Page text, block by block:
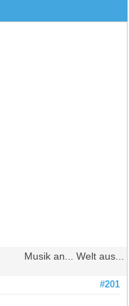
Musik an... Welt aus...
#201